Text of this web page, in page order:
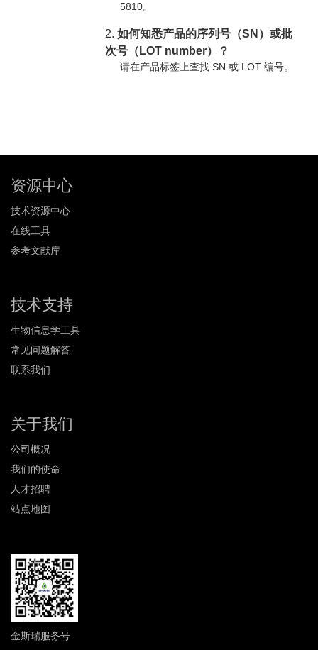
5810。
2.如何知悉产品的序列号（SN）或批
次号（LOT number）？
请在产品标签上查找 SN 或 LOT 编号。
资源中心
技术资源中心
在线工具
参考文献库
技术支持
生物信息学工具
常见问题解答
联系我们
关于我们
公司概况
我们的使命
人才招聘
站点地图
金斯瑞服务号